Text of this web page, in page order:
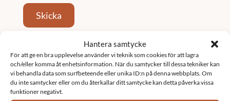
Hantera samtycke
För att ge en bra upplevelse använder vi teknik som cookies för att lagra
och/eller komma åt enhetsinformation. När du samtycker till dessa tekniker kan
vi behandla data som surfbeteende eller unika ID:n på denna webbplats. Om
du inte samtycker eller om du återkallar ditt samtycke kan detta påverka vissa
funktioner negativt.
Skicka
Tjänster
Fastighetsförvaltning